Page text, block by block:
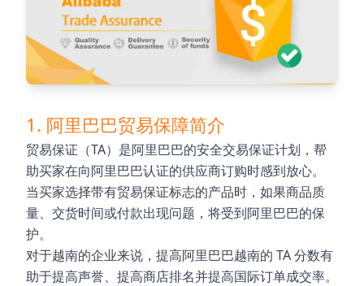
1. 阿里巴巴贸易保障简介
贸易保证（TA）是阿里巴巴的安全交易保证计划，帮
助买家在向阿里巴巴认证的供应商订购时感到放心。
当买家选择带有贸易保证标志的产品时，如果商品质
量、交货时间或付款出现问题，将受到阿里巴巴的保
护。
对于越南的企业来说，提高阿里巴巴越南的 TA 分数有
助于提高声誉、提高商店排名并提高国际订单成交率。